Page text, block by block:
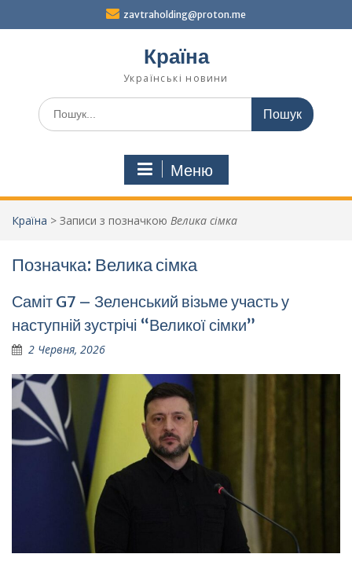
zavtraholding@proton.me
Країна
Українські новини
Шукати:
Меню
Країна > Записи з позначкою Велика сімка
Позначка: Велика сімка
Саміт G7 – Зеленський візьме участь у
наступній зустрічі “Великої сімки”
2 Червня, 2026